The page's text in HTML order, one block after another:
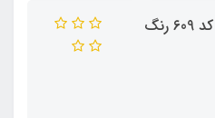
شلوار زنانه مدل ابر و بادی کد ۶09 رنگ